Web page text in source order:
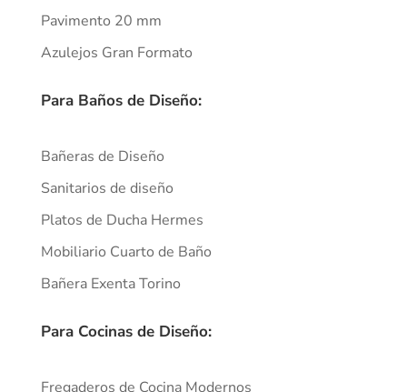
Pavimento 20 mm
Azulejos Gran Formato
Para Baños de Diseño:
Bañeras de Diseño
Sanitarios de diseño
Platos de Ducha Hermes
Mobiliario Cuarto de Baño
Bañera Exenta Torino
Para Cocinas de Diseño:
Fregaderos de Cocina Modernos